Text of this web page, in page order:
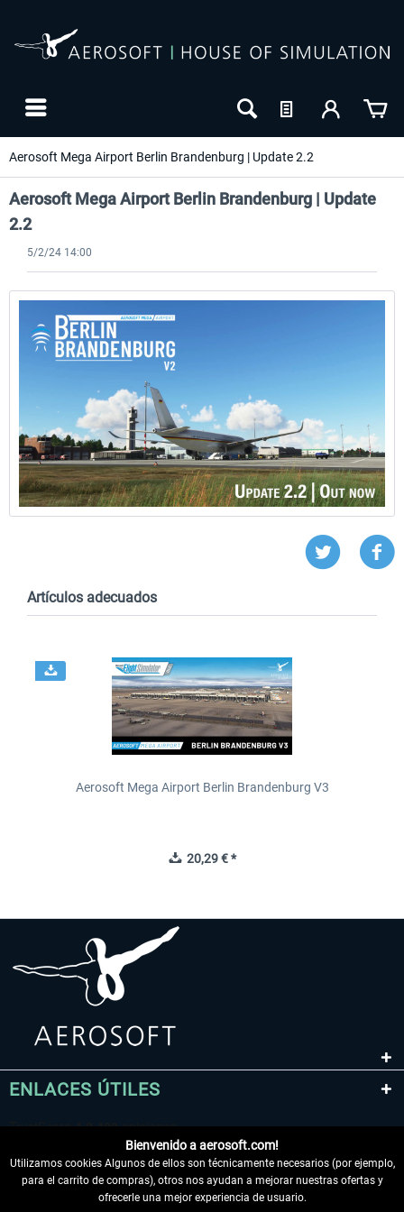
Aerosoft Mega Airport Berlin Brandenburg | Update 2.2
Aerosoft Mega Airport Berlin Brandenburg | Update
2.2
5/2/24 14:00
Artículos adecuados
Aerosoft Mega Airport Berlin Brandenburg V3
20,29 € *
ENLACES ÚTILES
Bienvenido a aerosoft.com!
Utilizamos cookies Algunos de ellos son técnicamente necesarios (por ejemplo,
para el carrito de compras), otros nos ayudan a mejorar nuestras ofertas y
ofrecerle una mejor experiencia de usuario.